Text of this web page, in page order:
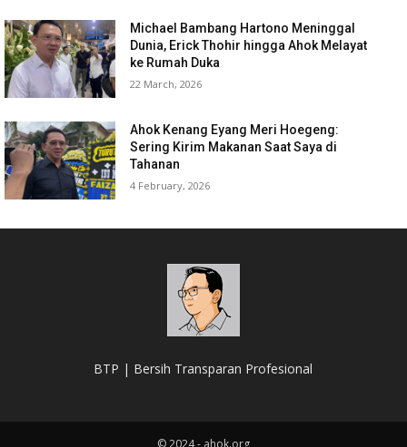
Michael Bambang Hartono Meninggal
Dunia, Erick Thohir hingga Ahok Melayat
ke Rumah Duka
22 March, 2026
Ahok Kenang Eyang Meri Hoegeng:
Sering Kirim Makanan Saat Saya di
Tahanan
4 February, 2026
BTP | Bersih Transparan Profesional
© 2024 - ahok.org